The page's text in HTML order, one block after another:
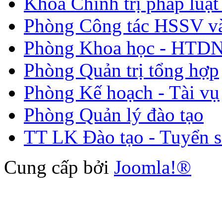
Phòng Công tác HSSV
Phòng Khoa học -
Phòng Quản trị tổng hợp
Phòng Kế hoạch - Tài vụ
Phòng Quản lý đào tạo
TT LK Đào tạo - Tuyển
Cung cấp bởi Joomla!®